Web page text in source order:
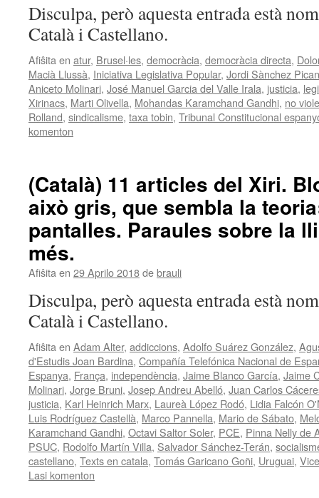
Disculpa, però aquesta entrada està
Català i Castellano.
Afiŝita en atur, Brusel·les, democràcia, democràcia directa,
Macià Llussà, Iniciativa Legislativa Popular, Jordi Sànchez
Aniceto Molinari, José Manuel Garcia del Valle Irala, justicia,
Xirinacs, Marti Olivella, Mohandas Karamchand Gandhi, no
Rolland, sindicalisme, taxa tobin, Tribunal Constitucional
komenton
(Català) 11 articles del Xiri.
això gris, que sembla la
pantalles. Paraules sobre la
més.
Afiŝita en 29 Aprilo 2018debrauli
Disculpa, però aquesta entrada està
Català i Castellano.
Afiŝita en Adam Alter, addiccions, Adolfo Suárez González,
d'Estudis Joan Bardina, Compañía Telefónica Nacional de
Espanya, França, independència, Jaime Blanco García, Jaime
Molinari, Jorge Bruni, Josep Andreu Abelló, Juan Carlos
justicia, Karl Heinrich Marx, Laureà López Rodó, Lidia Falcón
Luis Rodríguez Castellà, Marco Pannella, Mario de Sábato,
Karamchand Gandhi, Octavi Saltor Soler, PCE, Pinna Nelly de
PSUC, Rodolfo Martín Villa, Salvador Sánchez-Terán,
castellano, Texts en catala, Tomás Garicano Goñi, Uruguai,
Lasi komenton